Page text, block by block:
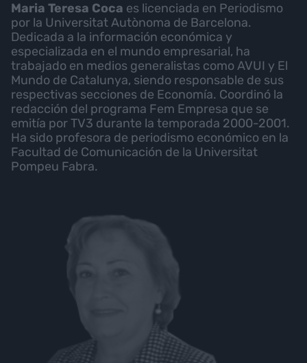
Maria Teresa Coca es licenciada en Periodismo
por la Universitat Autònoma de Barcelona.
Dedicada a la información económica y
especializada en el mundo empresarial, ha
trabajado en medios generalistas como AVUI y El
Mundo de Catalunya, siendo responsable de sus
respectivas secciones de Economía. Coordinó la
redacción del programa Fem Empresa que se
emitía por TV3 durante la temporada 2000-2001.
Ha sido profesora de periodismo económico en la
Facultad de Comunicación de la Universitat
Pompeu Fabra.